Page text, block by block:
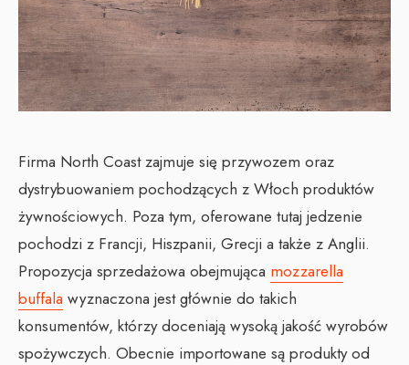
Firma North Coast zajmuje się przywozem oraz
dystrybuowaniem pochodzących z Włoch produktów
żywnościowych. Poza tym, oferowane tutaj jedzenie
pochodzi z Francji, Hiszpanii, Grecji a także z Anglii.
Propozycja sprzedażowa obejmująca mozzarella
buffala wyznaczona jest głównie do takich
konsumentów, którzy doceniają wysoką jakość wyrobów
spożywczych. Obecnie importowane są produkty od